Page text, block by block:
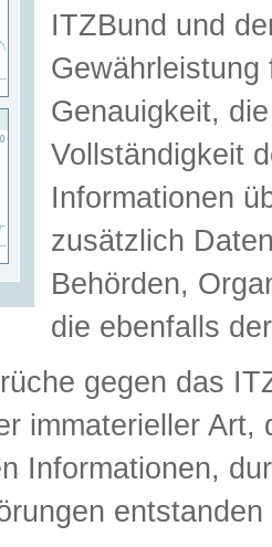
ITZBund und
Genauigkeit,
Vollständigkeit
Informationen
zusätzlich
Behörden,
die ebenfalls
gegen das
immaterieller
Informationen,